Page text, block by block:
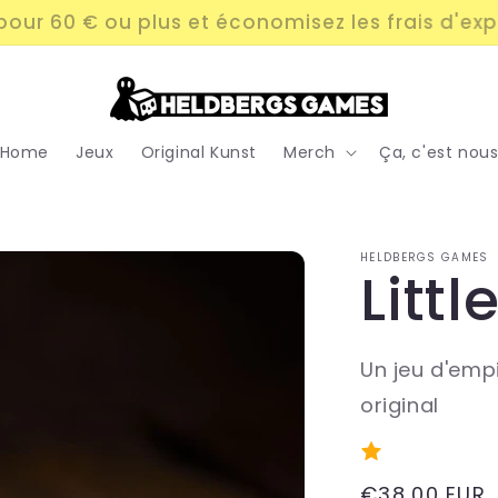
60 € ou plus et économisez les frais
Home Jeux Original Kunst Merch Ça, c'est nous
HELDBERGS GAMES
Un jeu
original